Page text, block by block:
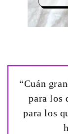
“Cuán
para los
para los